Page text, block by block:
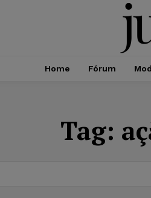
Home Fórum
Tag: